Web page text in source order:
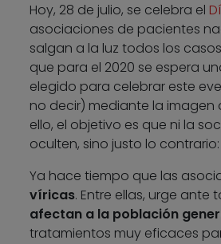
Hoy, 28 de julio, se celebra el
asociaciones de pacientes
salgan a la luz todos los
que para el 2020 se espera
elegido para celebrar este
no decir) mediante la imagen
ello, el objetivo es que ni la
oculten, sino justo lo
Ya hace tiempo que las
víricas. Entre ellas, urge ante
afectan a la población
tratamientos muy eficaces